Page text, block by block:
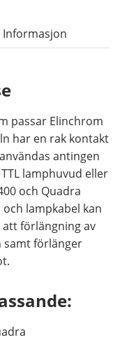
Informasjon
passar Elinchrom
har en rak kontakt
antingen
lamphuvud eller
och Quadra
lampkabel kan
förlängning av
samt förlänger